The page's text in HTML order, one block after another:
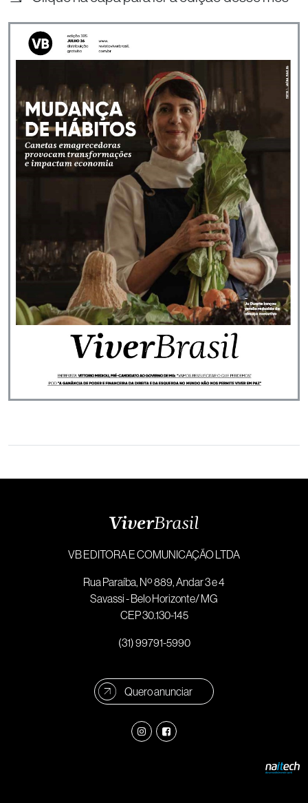
VB EDITORA E COMUNICAÇÃO LTDA
Rua Paraíba, Nº 889, Andar 3 e 4
Savassi - Belo Horizonte/ MG
CEP 30.130-145
(31) 99791-5990
Quero anunciar